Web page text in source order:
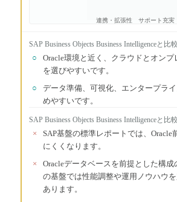
サポート充実
連携・拡張性
SAP Business Objects Business Intelligenceと比
○
Oracle環境と近く、クラウドとオン
を選びやすいです。
○
データ準備、可視化、エンタープラ
めやすいです。
SAP Business Objects Business Intelligenceと比
×
SAP基盤の標準レポートでは、Oracle
にくくなります。
×
Oracleデータベースを前提とした構成
の基盤では性能調整や運用ノウハウ
あります。